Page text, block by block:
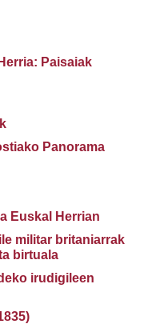
Paisaiak
Panorama
Euskal Herrian
militar britaniarrak
birtuala
irudigileen